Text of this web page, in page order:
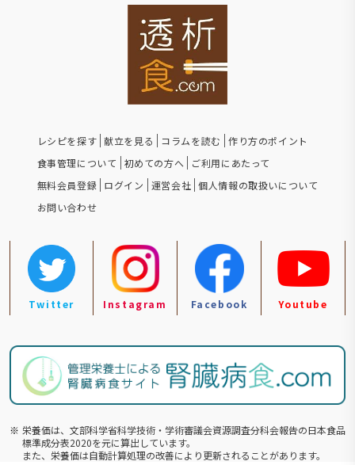
レシピを探す 献立を見る コラムを読む
作り方のポイント
食事管理について
初めての方へ
ご利用にあたって
無料会員登録 ログイン 運営会社 個人情報の取扱いについて
お問い合わせ
Twitter Instagram Facebook Youtube
※ 栄養価は、文部科学省科学技術・学術審議会資源調査分科会報告の⽇本食品
標準成分表2020を元に算出しています。
また、栄養価は自動計算処理の改善により更新されることがあります。